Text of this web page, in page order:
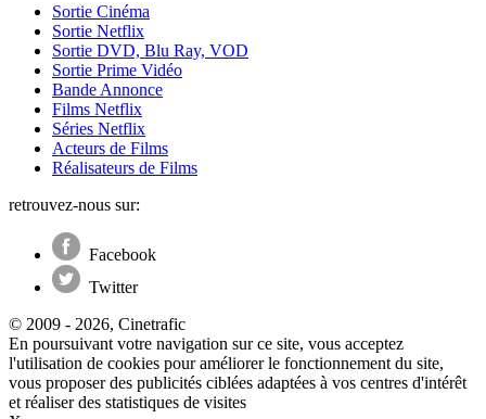
Sortie Cinéma
Sortie Netflix
Sortie DVD, Blu Ray, VOD
Sortie Prime Vidéo
Bande Annonce
Films Netflix
Séries Netflix
Acteurs de Films
Réalisateurs de Films
retrouvez-nous sur:
Facebook
Twitter
© 2009 - 2026, Cinetrafic
En poursuivant votre navigation sur ce site, vous acceptez
l'utilisation de cookies pour améliorer le fonctionnement du site,
vous proposer des publicités ciblées adaptées à vos centres d'intérêt
et réaliser des statistiques de visites